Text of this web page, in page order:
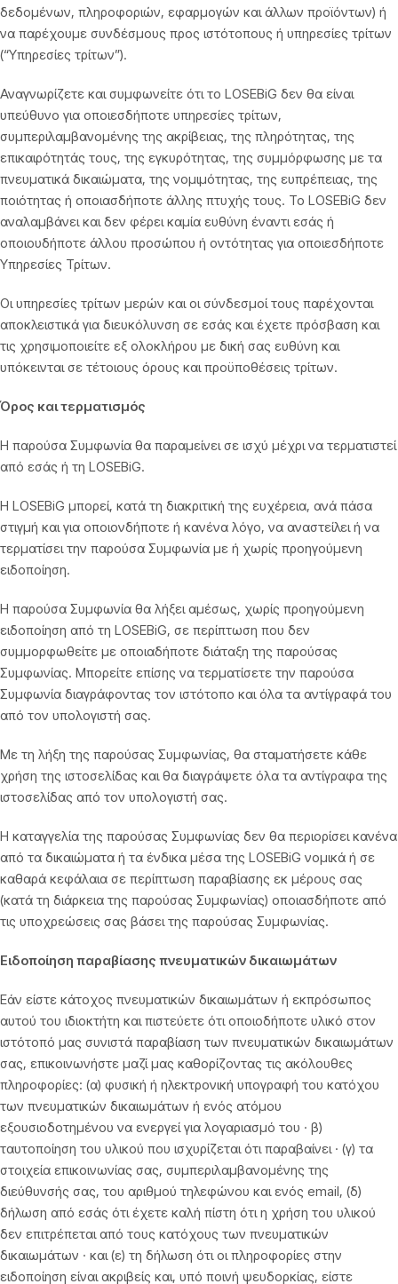
δεδομένων, πληροφοριών, εφαρμογών και άλλων προϊόντων) ή
να παρέχουμε συνδέσμους προς ιστότοπους ή υπηρεσίες τρίτων
(“Υπηρεσίες τρίτων”).
Αναγνωρίζετε και συμφωνείτε ότι το LOSEBiG δεν θα είναι
υπεύθυνο για οποιεσδήποτε υπηρεσίες τρίτων,
συμπεριλαμβανομένης της ακρίβειας, της πληρότητας, της
επικαιρότητάς τους, της εγκυρότητας, της συμμόρφωσης με τα
πνευματικά δικαιώματα, της νομιμότητας, της ευπρέπειας, της
ποιότητας ή οποιασδήποτε άλλης πτυχής τους. Το LOSEBiG δεν
αναλαμβάνει και δεν φέρει καμία ευθύνη έναντι εσάς ή
οποιουδήποτε άλλου προσώπου ή οντότητας για οποιεσδήποτε
Υπηρεσίες Τρίτων.
Οι υπηρεσίες τρίτων μερών και οι σύνδεσμοί τους παρέχονται
αποκλειστικά για διευκόλυνση σε εσάς και έχετε πρόσβαση και
τις χρησιμοποιείτε εξ ολοκλήρου με δική σας ευθύνη και
υπόκεινται σε τέτοιους όρους και προϋποθέσεις τρίτων.
Όρος και τερματισμός
Η παρούσα Συμφωνία θα παραμείνει σε ισχύ μέχρι να τερματιστεί
από εσάς ή τη LOSEBiG.
Η LOSEBiG μπορεί, κατά τη διακριτική της ευχέρεια, ανά πάσα
στιγμή και για οποιονδήποτε ή κανένα λόγο, να αναστείλει ή να
τερματίσει την παρούσα Συμφωνία με ή χωρίς προηγούμενη
ειδοποίηση.
Η παρούσα Συμφωνία θα λήξει αμέσως, χωρίς προηγούμενη
ειδοποίηση από τη LOSEBiG, σε περίπτωση που δεν
συμμορφωθείτε με οποιαδήποτε διάταξη της παρούσας
Συμφωνίας. Μπορείτε επίσης να τερματίσετε την παρούσα
Συμφωνία διαγράφοντας τον ιστότοπο και όλα τα αντίγραφά του
από τον υπολογιστή σας.
Με τη λήξη της παρούσας Συμφωνίας, θα σταματήσετε κάθε
χρήση της ιστοσελίδας και θα διαγράψετε όλα τα αντίγραφα της
ιστοσελίδας από τον υπολογιστή σας.
Η καταγγελία της παρούσας Συμφωνίας δεν θα περιορίσει κανένα
από τα δικαιώματα ή τα ένδικα μέσα της LOSEBiG νομικά ή σε
καθαρά κεφάλαια σε περίπτωση παραβίασης εκ μέρους σας
(κατά τη διάρκεια της παρούσας Συμφωνίας) οποιασδήποτε από
τις υποχρεώσεις σας βάσει της παρούσας Συμφωνίας.
Ειδοποίηση παραβίασης πνευματικών δικαιωμάτων
Εάν είστε κάτοχος πνευματικών δικαιωμάτων ή εκπρόσωπος
αυτού του ιδιοκτήτη και πιστεύετε ότι οποιοδήποτε υλικό στον
ιστότοπό μας συνιστά παραβίαση των πνευματικών δικαιωμάτων
σας, επικοινωνήστε μαζί μας καθορίζοντας τις ακόλουθες
πληροφορίες: (α) φυσική ή ηλεκτρονική υπογραφή του κατόχου
των πνευματικών δικαιωμάτων ή ενός ατόμου
εξουσιοδοτημένου να ενεργεί για λογαριασμό του · β)
ταυτοποίηση του υλικού που ισχυρίζεται ότι παραβαίνει · (γ) τα
στοιχεία επικοινωνίας σας, συμπεριλαμβανομένης της
διεύθυνσής σας, του αριθμού τηλεφώνου και ενός email, (δ)
δήλωση από εσάς ότι έχετε καλή πίστη ότι η χρήση του υλικού
δεν επιτρέπεται από τους κατόχους των πνευματικών
δικαιωμάτων · και (ε) τη δήλωση ότι οι πληροφορίες στην
ειδοποίηση είναι ακριβείς και, υπό ποινή ψευδορκίας, είστε